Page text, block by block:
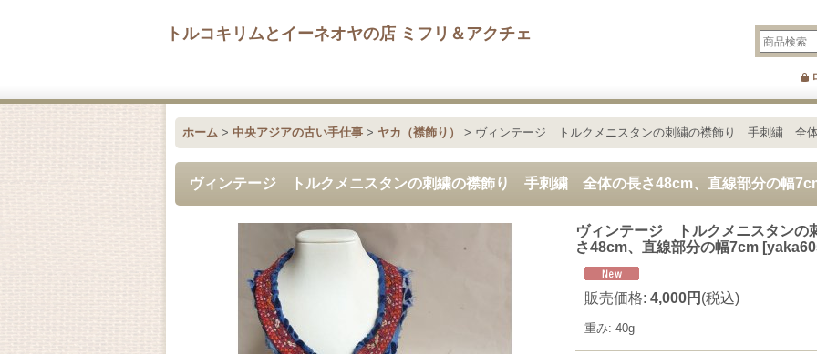
トルコキリムとイーネオヤの店 ミフリ＆アクチェ
ホーム > 中央アジアの古い手仕事 > ヤカ（襟飾り） > ヴィンテージ トルクメニスタンの刺繍の襟飾り 手刺繍 全体
ヴィンテージ トルクメニスタンの刺繍の襟飾り 手刺繍 全体の長さ48cm、直線部分の幅
ヴィンテージ トルクメニスタン
さ48cm、直線部分の幅7cm [
販売価格: 4,000円 (税込)
重み: 40g